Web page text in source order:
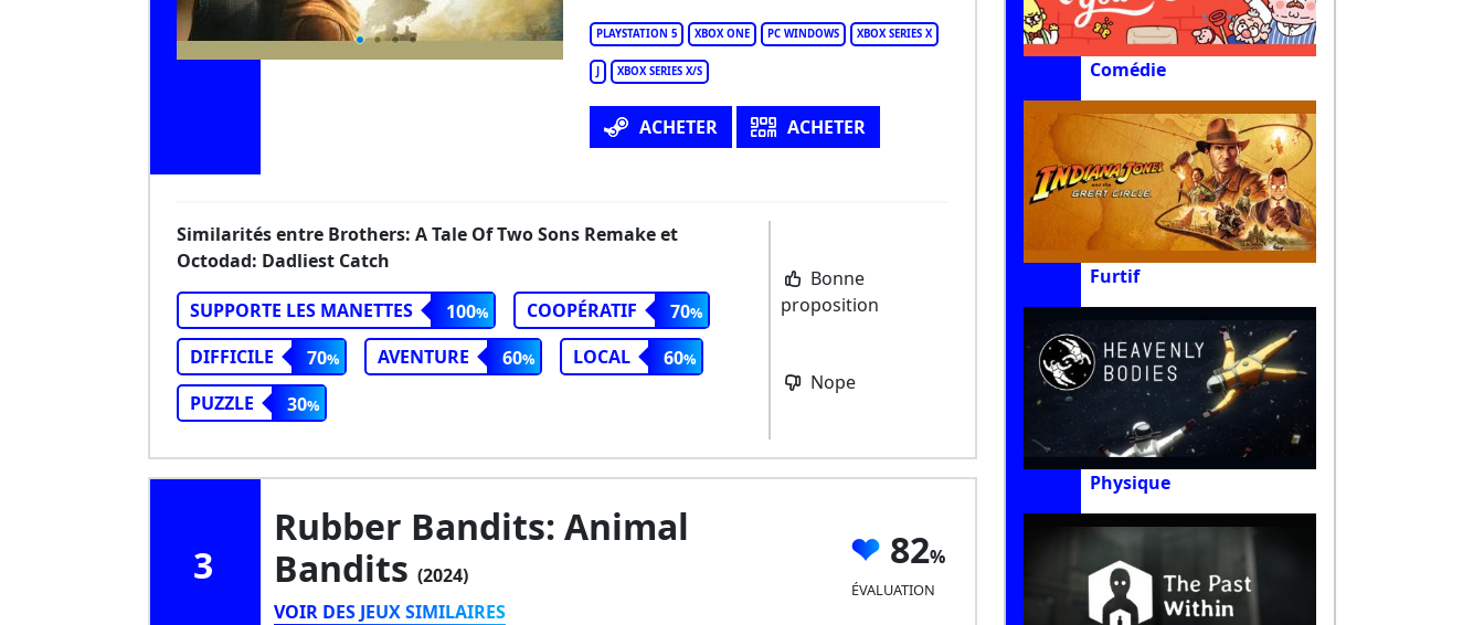
PLAYSTATION 5 XBOX ONE PC WINDOWS XBOX SERIES X
J XBOX SERIES X/S
ACHETER ACHETER
Similarités entre Brothers: A Tale Of Two Sons Remake et
Octodad: Dadliest Catch
SUPPORTE LES MANETTES 100 COOPÉRATIF
70
DIFFICILE
70 AVENTURE 60 LOCAL
60
PUZZLE
30
Bonne
proposition
Nope
3
Rubber Bandits: Animal
Bandits (2024)
VOIR DES JEUX SIMILAIRES
82
ÉVALUATION
Comédie
Furtif
Physique